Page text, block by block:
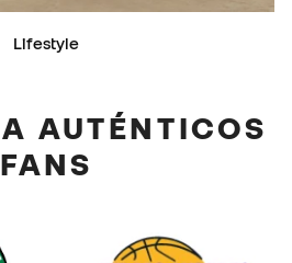
Lifestyle
FANS